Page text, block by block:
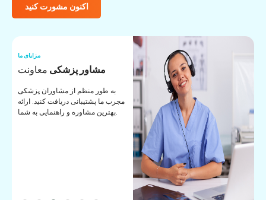
اکنون مشورت کنید
مزایای ما
مشاور پزشکی معاونت
به طور منظم از مشاوران پزشکی
مجرب ما پشتیبانی دریافت کنید. ارائه
بهترین مشاوره و راهنمایی به شما.